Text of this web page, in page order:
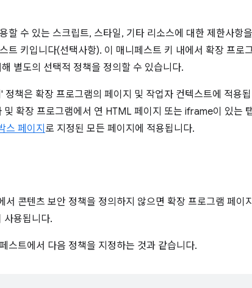
할 수 있는 스크립트, 스타일, 기타 리소스에 대한 제한사항
트 키입니다(선택사항). 이 매니페스트 키 내에서 확장 프로
별도의 선택적 정책을 정의할 수 있습니다.
정책은 확장 프로그램의 페이지 및 작업자 컨텍스트에 적용
및 확장 프로그램에서 연 HTML 페이지 또는 iframe이 있는
스 페이지 로 지정된 모든 페이지에 적용됩니다.
서 콘텐츠 보안 정책을 정의하지 않으면 확장 프로그램 페이
사용됩니다.
스트에서 다음 정책을 지정하는 것과 같습니다.